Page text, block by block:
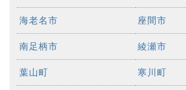
海老名市 座間市
南足柄市 綾瀬市
葉山町 寒川町